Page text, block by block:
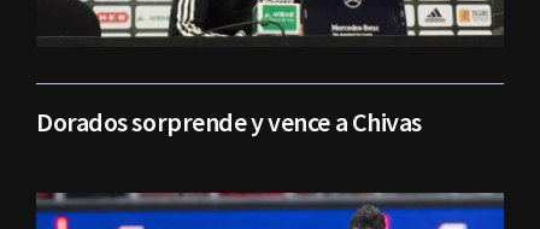
Dorados sorprende y vence a Chivas